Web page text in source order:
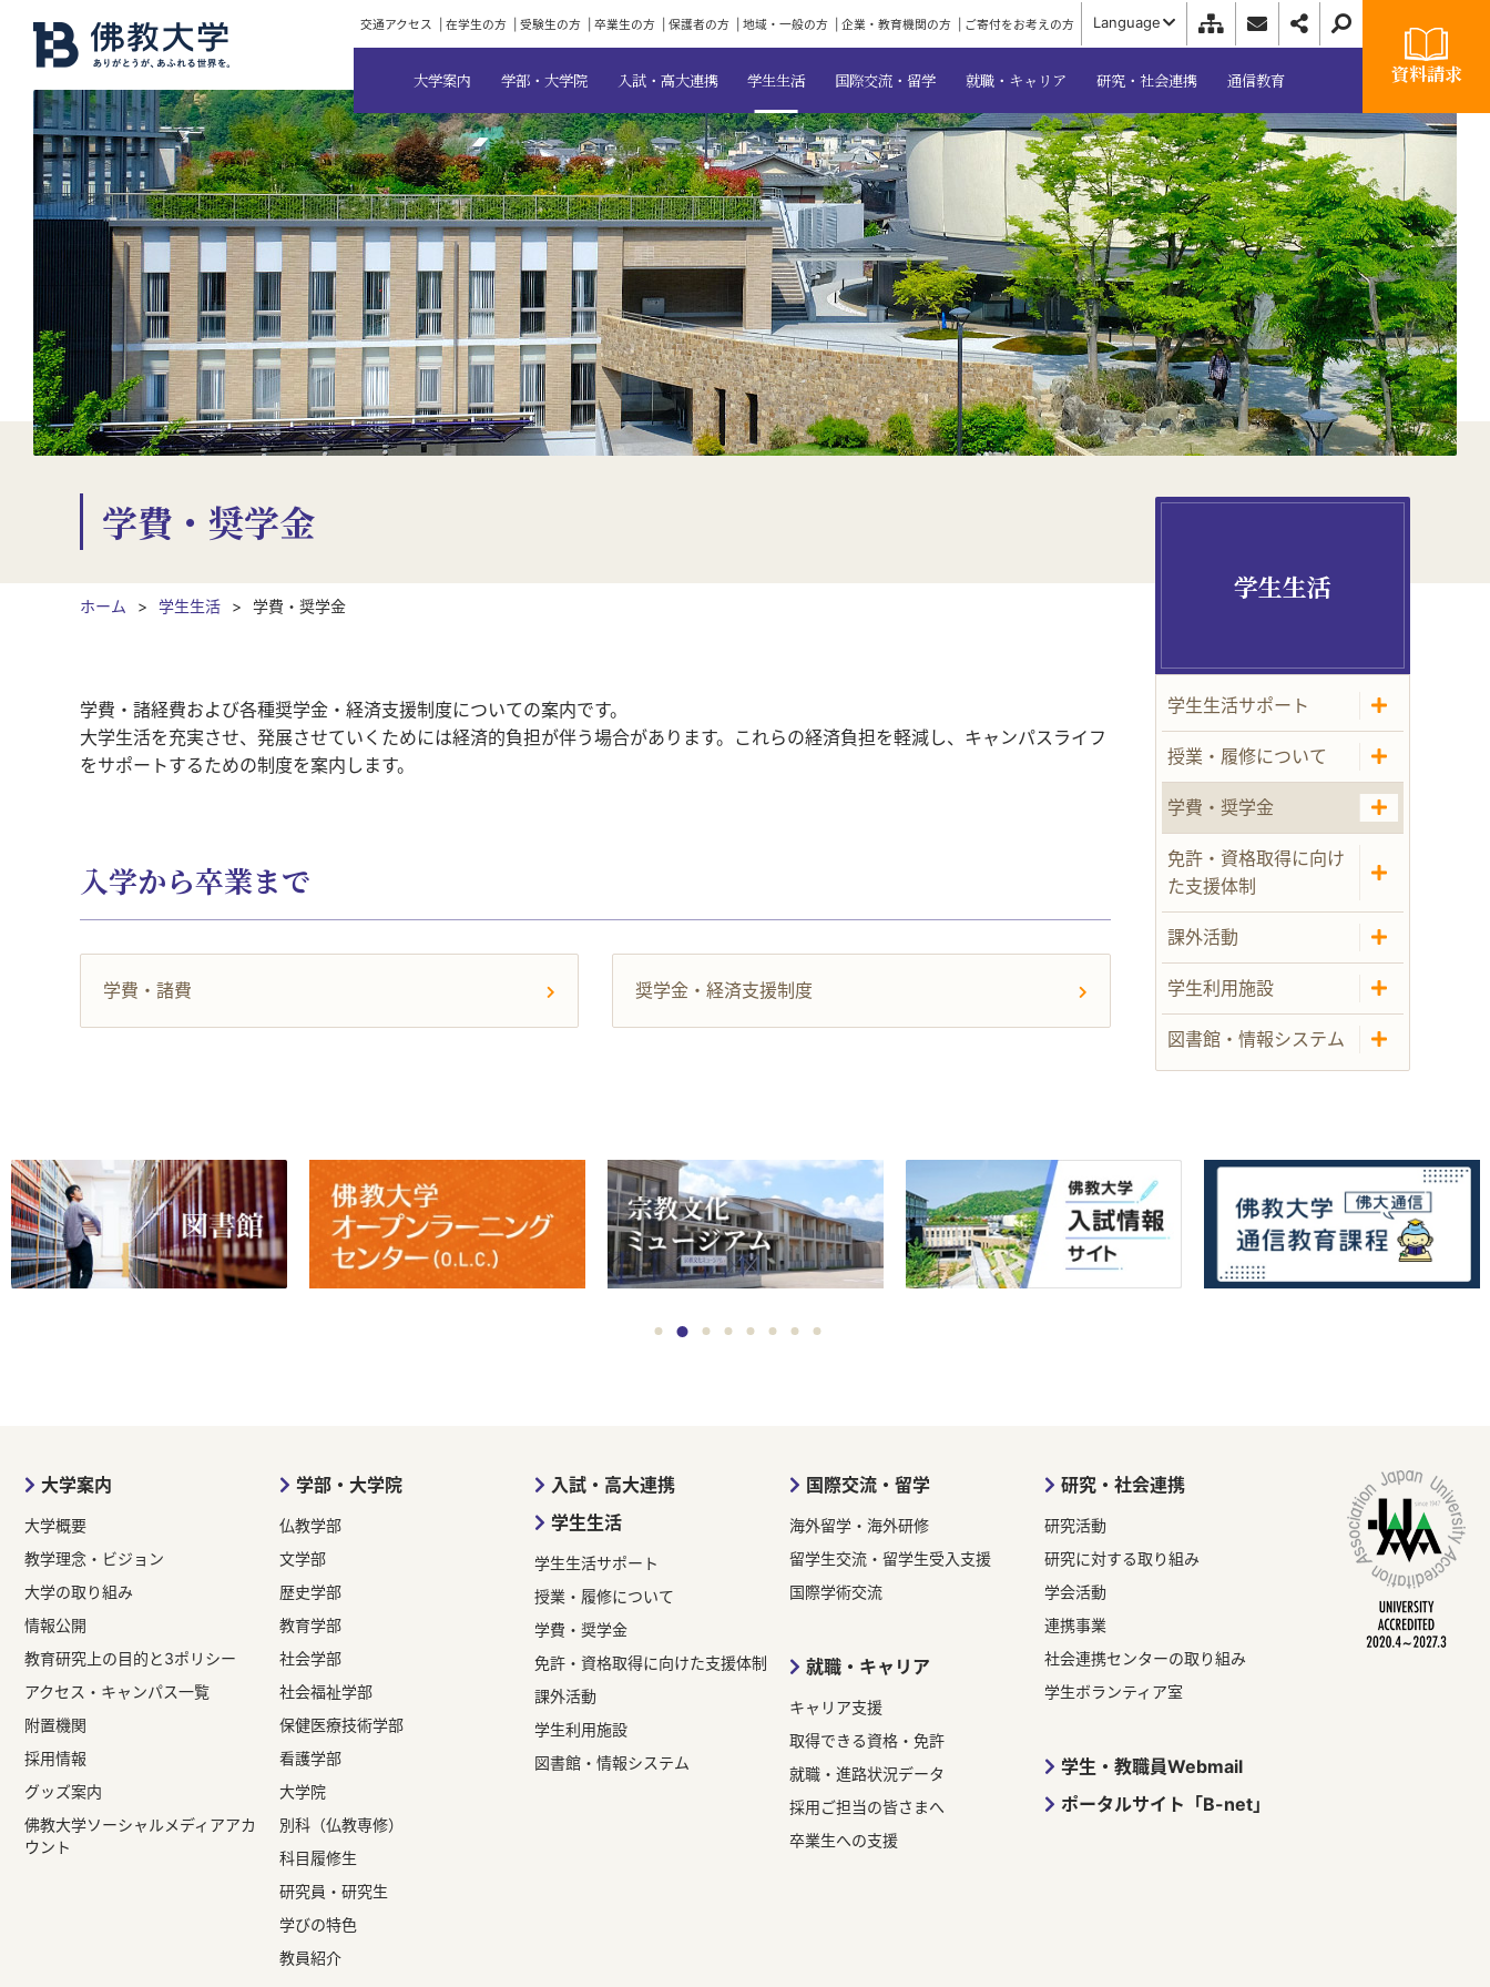
交通アクセス 在学生の方 受験生の方 卒業生の方 保護者の方 地域・一般の方 企業・教育機関の方 ご寄付をお考えの方 Language
大学案内 学部・大学院 入試・高大連携 学生生活 国際交流・留学 就職・キャリア 研究・社会連携 通信教育 資料請求
学費・奨学金
ホーム 学生生活 学費・奨学金
学費・諸経費および各種奨学金・経済支援制度についての案内です。
大学生活を充実させ、発展させていくためには経済的負担が伴う場合があります。これらの経済負担を軽減し、キャンパスライフ
をサポートするための制度を案内します。
入学から卒業まで
学費・諸費 奨学金・経済支援制度
学生生活
学生生活サポート
授業・履修について
学費・奨学金
免許・資格取得に向け
た支援体制
課外活動
学生利用施設
図書館・情報システム
大学案内
大学概要
教学理念・ビジョン
大学の取り組み
情報公開
教育研究上の目的と3ポリシー
アクセス・キャンパス一覧
附置機関
採用情報
グッズ案内
佛教大学ソーシャルメディアアカ
ウント
学部・大学院
仏教学部
文学部
歴史学部
教育学部
社会学部
社会福祉学部
保健医療技術学部
看護学部
大学院
別科（仏教専修）
科目履修生
研究員・研究生
学びの特色
教員紹介
入試・高大連携
学生生活
学生生活サポート
授業・履修について
学費・奨学金
免許・資格取得に向けた支援体制
課外活動
学生利用施設
図書館・情報システム
国際交流・留学
海外留学・海外研修
留学生交流・留学生受入支援
国際学術交流
就職・キャリア
キャリア支援
取得できる資格・免許
就職・進路状況データ
採用ご担当の皆さまへ
卒業生への支援
研究・社会連携
研究活動
研究に対する取り組み
学会活動
連携事業
社会連携センターの取り組み
学生ボランティア室
学生・教職員Webmail
ポータルサイト「B-net」